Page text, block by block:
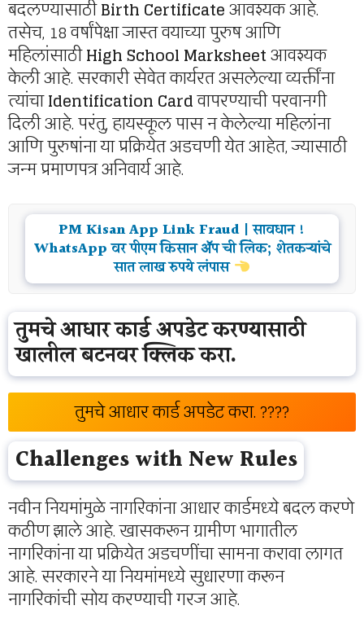
बदलण्यासाठीBirth Certificateआवश्यक आहे.
तसेच, 18 वर्षांपेक्षा जास्त वयाच्या पुरुष आणि
महिलांसाठीHigh School Marksheetआवश्यक
केली आहे. सरकारी सेवेत कार्यरत असलेल्या व्यक्तींना
त्यांचाIdentification Cardवापरण्याची परवानगी
दिली आहे. परंतु, हायस्कूल पास न केलेल्या महिलांना
आणि पुरुषांना या प्रक्रियेत अडचणी येत आहेत, ज्यासाठी
जन्म प्रमाणपत्र अनिवार्य आहे.
PM Kisan App Link Fraud | सावधान !
WhatsApp वर पीएम किसान ॲप ची लिंक; शेतकऱ्यांचे
सात लाख रुपये लंपास
तुमचे आधार कार्ड अपडेट करण्यासाठी
खालील बटनवर क्लिक करा.
तुमचे आधार कार्ड अपडेट करा. ????
Challenges with New Rules
नवीन नियमांमुळे नागरिकांना आधार कार्डमध्ये बदल करणे
कठीण झाले आहे. खासकरून ग्रामीण भागातील
नागरिकांना या प्रक्रियेत अडचणींचा सामना करावा लागत
आहे. सरकारने या नियमांमध्ये सुधारणा करून
नागरिकांची सोय करण्याची गरज आहे.